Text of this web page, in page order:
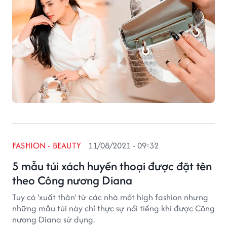
5 mẫu túi xách huyền thoại được đặt tên
theo Công nương Diana
FASHION - BEAUTY 11/08/2021 - 09:32
Tuy có 'xuất thân' từ các nhà mốt high fashion nhưng
những mẫu túi này chỉ thực sự nổi tiếng khi được Công
nương Diana sử dụng.